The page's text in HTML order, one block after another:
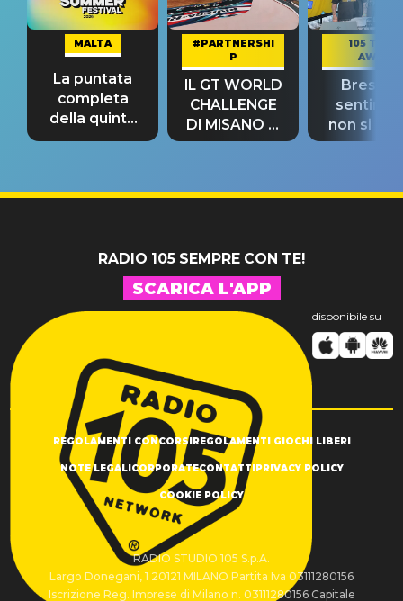
MALTA
La puntata
completa
della quinta
tappa
#PARTNERSHI
P
IL GT WORLD
CHALLENGE
DI MISANO si
riconferma
105 TAKE
AWAY
Bresh:
non si
fino alla
RADIO 105 SEMPRE CON TE!
SCARICA L'APP
disponibile su
REGOLAMENTI CONCORSIREGOLAMENTI GIOCHI LIBERI
NOTE LEGALICORPORATECONTATTIPRIVACY POLICY
COOKIE POLICY
RADIO STUDIO 105 S.p.A.
Largo Donegani, 1 20121 MILANO Partita Iva 03111280156
Iscrizione Reg. Imprese di Milano n. 03111280156 Capitale